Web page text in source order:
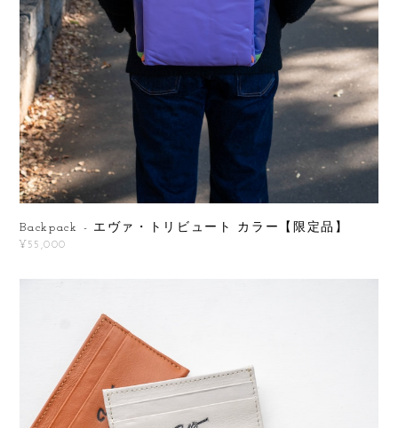
Backpack - エヴァ・トリビュート カラー【限定品】
¥55,000